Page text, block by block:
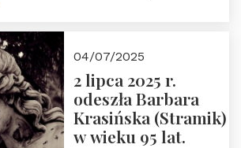
Nowego
Ćwierćwiecza”
04/07/2025
2 lipca 2025 r.
odeszła Barbara
Krasińska (Stramik)
w wieku 95 lat.